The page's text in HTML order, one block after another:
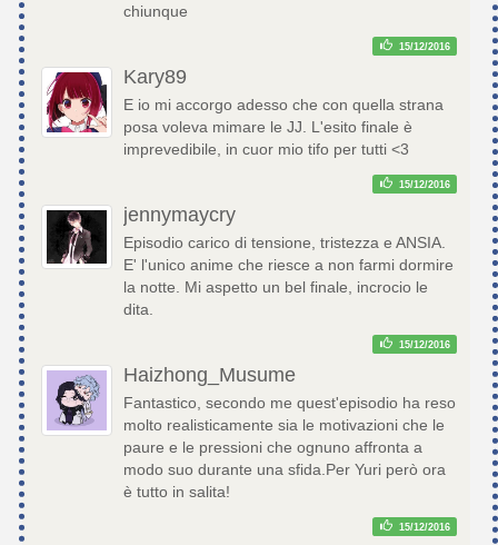
chiunque
15/12/2016
Kary89
E io mi accorgo adesso che con quella strana
posa voleva mimare le JJ. L'esito finale è
imprevedibile, in cuor mio tifo per tutti <3
15/12/2016
jennymaycry
Episodio carico di tensione, tristezza e ANSIA.
E' l'unico anime che riesce a non farmi dormire
la notte. Mi aspetto un bel finale, incrocio le
dita.
15/12/2016
Haizhong_Musume
Fantastico, secondo me quest'episodio ha reso
molto realisticamente sia le motivazioni che le
paure e le pressioni che ognuno affronta a
modo suo durante una sfida.Per Yuri però ora
è tutto in salita!
15/12/2016